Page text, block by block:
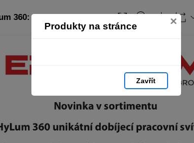
Produkty na stránce ×
Zavřít
360: strana 1